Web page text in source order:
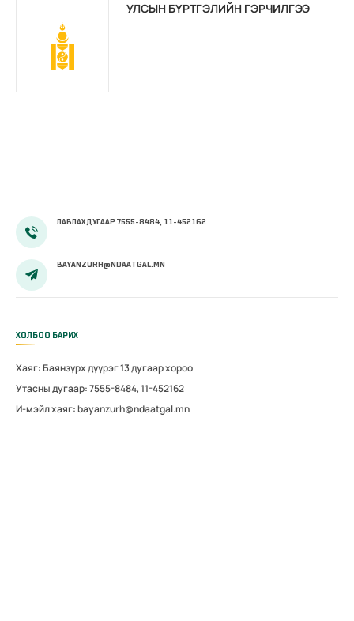
УЛСЫН БҮРТГЭЛИЙН ГЭРЧИЛГЭЭ
ЛАВЛАХ ДУГААР 7555-8484, 11-452162
BAYANZURH@NDAATGAL.MN
ХОЛБОО БАРИХ
Хаяг: Баянзүрх дүүрэг 13 дугаар хороо
Утасны дугаар: 7555-8484, 11-452162
И-мэйл хаяг: bayanzurh@ndaatgal.mn